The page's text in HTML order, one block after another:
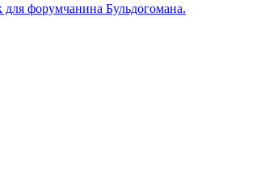
для форумчанина Бульдогомана.